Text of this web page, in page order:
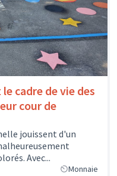
cadre de vie des
cour de
jouissent d'un
Avec...
Monnaie